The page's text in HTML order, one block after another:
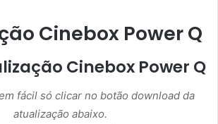
Cinebox Power Q
Cinebox Power Q
fácil só clicar no botão download da
atualização abaixo.